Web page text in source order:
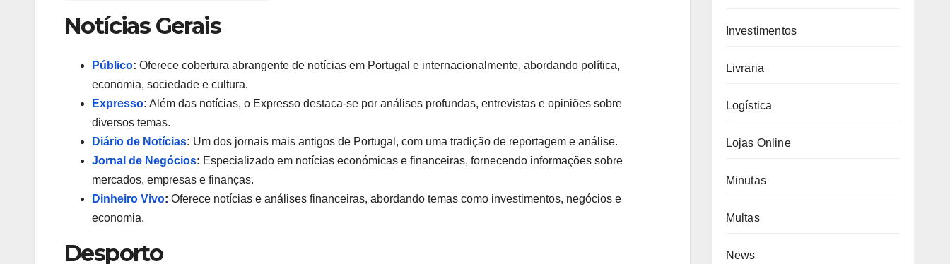
Notícias Gerais
Público: Oferece cobertura abrangente de notícias em Portugal e internacionalmente, abordando política,
economia, sociedade e cultura.
Expresso: Além das notícias, o Expresso destaca-se por análises profundas, entrevistas e opiniões sobre
diversos temas.
Diário de Notícias: Um dos jornais mais antigos de Portugal, com uma tradição de reportagem e análise.
Jornal de Negócios: Especializado em notícias económicas e financeiras, fornecendo informações sobre
mercados, empresas e finanças.
Dinheiro Vivo: Oferece notícias e análises financeiras, abordando temas como investimentos, negócios e
economia.
Desporto
Investimentos
Livraria
Logística
Lojas Online
Minutas
Multas
News